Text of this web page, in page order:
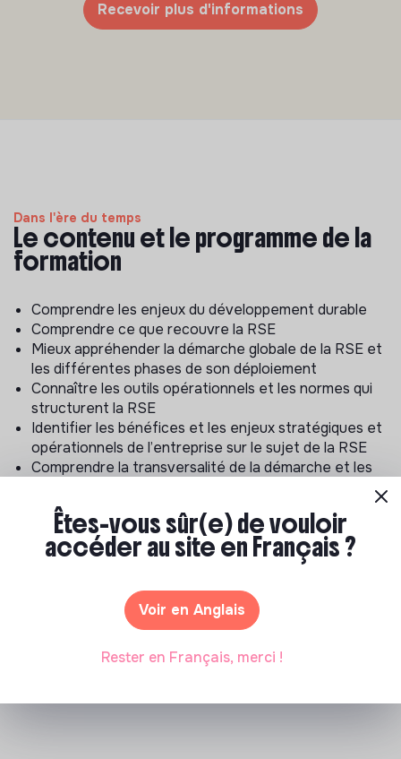
Recevoir plus d'informations
Dans l'ère du temps
Le contenu et le programme de la
formation
Comprendre les enjeux du développement durable
Comprendre ce que recouvre la RSE
Mieux appréhender la démarche globale de la RSE et
les différentes phases de son déploiement
Connaître les outils opérationnels et les normes qui
structurent la RSE
Identifier les bénéfices et les enjeux stratégiques et
opérationnels de l’entreprise sur le sujet de la RSE
Comprendre la transversalité de la démarche et les
Animer autrement avec des techniques d’intelligence
collective
Identifier les bonnes pratiques professionnelles qui
Bénéficier des retours d’expériences des entreprises
les plus exemplaires
Cette formation m'intéresse
Êtes-vous sûr(e) de vouloir
accéder au site en Français ?
Voir en Anglais
Rester en Français, merci !